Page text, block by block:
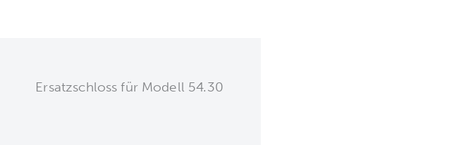
Ersatzschloss für Modell 54.30